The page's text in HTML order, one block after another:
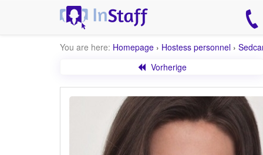
You are here: Homepage › Hostess personnel ›
Vorherige